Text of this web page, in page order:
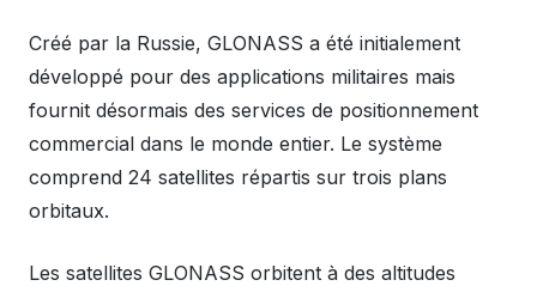
Créé par la Russie, GLONASS a été initialement
développé pour des applications militaires mais
fournit désormais des services de positionnement
commercial dans le monde entier. Le système
comprend 24 satellites répartis sur trois plans
orbitaux.
Les satellites GLONASS orbitent à des altitudes